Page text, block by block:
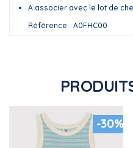
A associer avec le lot de
Référence
A0FHC00
-30%